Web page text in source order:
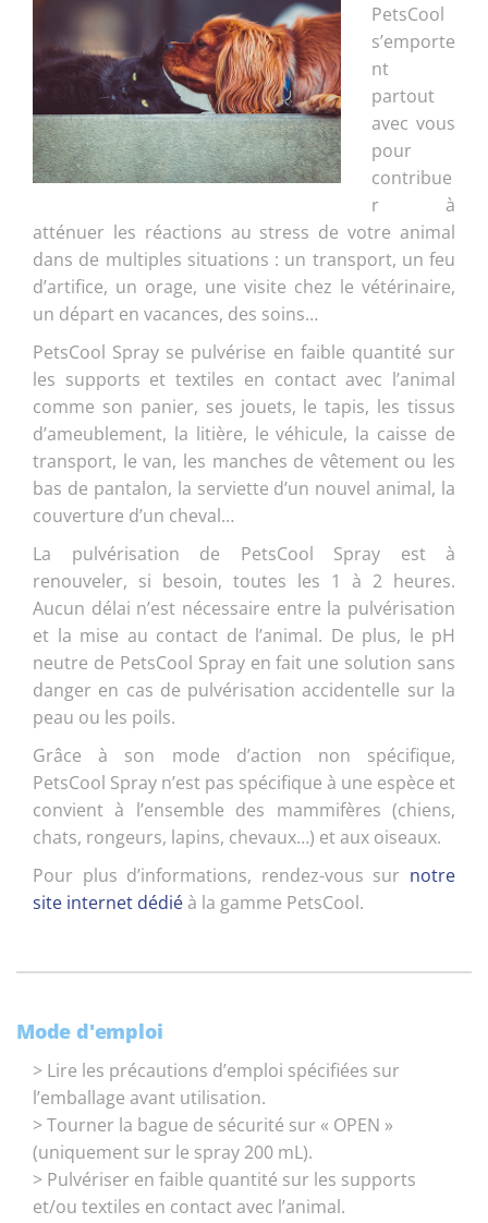
PetsCool
s’emporte
nt
partout
avec vous
pour
contribue
r à
atténuer les réactions au stress de votre animal
dans de multiples situations : un transport, un feu
d’artifice, un orage, une visite chez le vétérinaire,
un départ en vacances, des soins…
PetsCool Spray se pulvérise en faible quantité sur
les supports et textiles en contact avec l’animal
comme son panier, ses jouets, le tapis, les tissus
d’ameublement, la litière, le véhicule, la caisse de
transport, le van, les manches de vêtement ou les
bas de pantalon, la serviette d’un nouvel animal, la
couverture d’un cheval…
La pulvérisation de PetsCool Spray est à
renouveler, si besoin, toutes les 1 à 2 heures.
Aucun délai n’est nécessaire entre la pulvérisation
et la mise au contact de l’animal. De plus, le pH
neutre de PetsCool Spray en fait une solution sans
danger en cas de pulvérisation accidentelle sur la
peau ou les poils.
Grâce à son mode d’action non spécifique,
PetsCool Spray n’est pas spécifique à une espèce et
convient à l’ensemble des mammifères (chiens,
chats, rongeurs, lapins, chevaux…) et aux oiseaux.
Pour plus d’informations, rendez-vous sur notre
site internet dédiéà la gamme PetsCool.
Mode d'emploi
> Lire les précautions d’emploi spécifiées sur
l’emballage avant utilisation.
> Tourner la bague de sécurité sur « OPEN »
(uniquement sur le spray 200 mL).
> Pulvériser en faible quantité sur les supports
et/ou textiles en contact avec l’animal.